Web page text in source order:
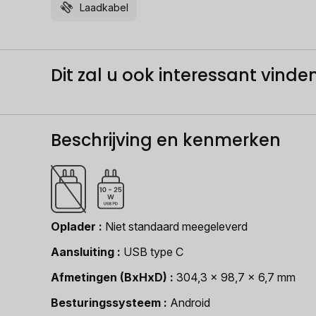
Laadkabel
Dit zal u ook interessant
Beschrijving en kenmerken
Oplader
Niet standaard meegeleverd
Aansluiting
USB type C
Afmetingen (BxHxD)
304,3 x 98,7 x 6,7 mm
Besturingssysteem
Android